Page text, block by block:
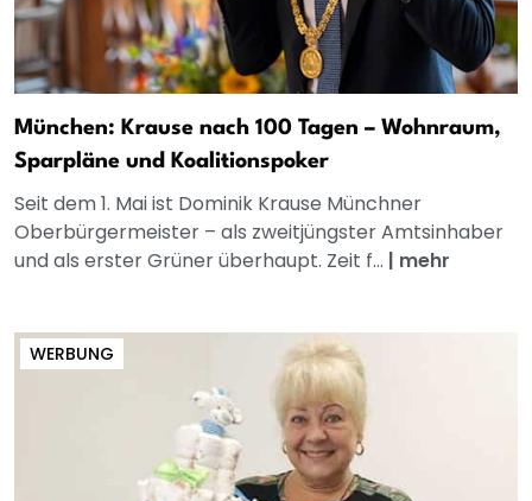
München: Krause nach 100 Tagen – Wohnraum,
Sparpläne und Koalitionspoker
Seit dem 1. Mai ist Dominik Krause Münchner
Oberbürgermeister – als zweitjüngster Amtsinhaber
und als erster Grüner überhaupt. Zeit f... | mehr
WERBUNG